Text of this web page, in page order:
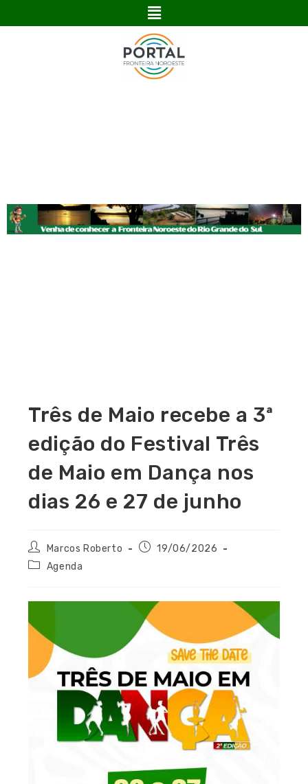
Três de Maio recebe a 3ª
edição do Festival Três
de Maio em Dança nos
dias 26 e 27 de junho
Marcos Roberto
19/06/2026
Agenda